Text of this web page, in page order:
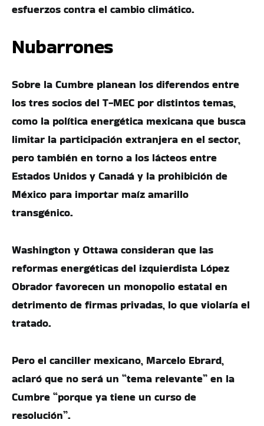
esfuerzos contra el cambio climático.
Nubarrones
Sobre la Cumbre planean los diferendos entre
los tres socios del T-MEC por distintos temas,
como la política energética mexicana que busca
limitar la participación extranjera en el sector,
pero también en torno a los lácteos entre
Estados Unidos y Canadá y la prohibición de
México para importar maíz amarillo
transgénico.
Washington y Ottawa consideran que las
reformas energéticas del izquierdista López
Obrador favorecen un monopolio estatal en
detrimento de firmas privadas, lo que violaría el
tratado.
Pero el canciller mexicano, Marcelo Ebrard,
aclaró que no será un “tema relevante” en la
Cumbre “porque ya tiene un curso de
resolución”.